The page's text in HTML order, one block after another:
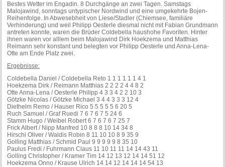
Bestes Wetter im Engadin. 8 Durchgänge an zwei Tagen. Samstags
Malojawind, sonntags untypischer Nordwind und eine umgekehrte Bojen-
Reihenfolge. In Abwesebheit von Liese/Stadler (Chiemsee, familiäre
Verhinderung) und weil Philipp Oesterle diesmal nicht mit Fabian Grundmann
antreten konnte, waren die Brüder Coldebella haushohe Favoriten. Hinter
ihnen waren vor alllem beim Malojawind Dirk Hoekzema und Matthias
Reimann sehr konstant und belegten vor Philipp Oesterle und Anna-Lena-
Otte am Ende Platz zwei.
Ergebnisse:
Coldebella Daniel / Coldebella Reto 1 1 1 1 1 1 4 1
Hoekzema Dirk / Reimann Matthias 2 2 2 2 4 4 8 2
Otte Anna-Lena / Oesterle Philipp 4 3 3 4 2 2 10 3
Götzke Nicolas / Götzke Michael 3 4 4 3 3 3 12 4
Diethelm Remo / Hauser Rico 5 5 5 5 5 6 20 5
Ruch Samuel / Graf Ruedi 7 6 7 6 7 5 24 6
Stamm Hugo / Weibel Robert 6 7 6 7 6 7 25 7
Frick Albert / Nipp Manfred 10 8 8 8 10 14 34 8
Hirschi Oliver / Waldis Robin 8 11 10 10 8 9 35 9
Golling Matthias / Schmid Paul 9 9 9 9 9 8 35 10
Paulus Fredi / Fuhrmann Claus 11 10 11 11 14 14 43 11
Golling Christopher / Kramer Tim 14 12 13 12 14 14 51 12
Hoekzema Onno / Krause Ulrich 14 14 12 14 14 14 54 13